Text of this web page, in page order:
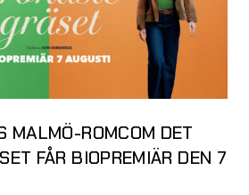
MALMÖ-ROMCOM DET
FÅR BIOPREMIÄR DEN 7